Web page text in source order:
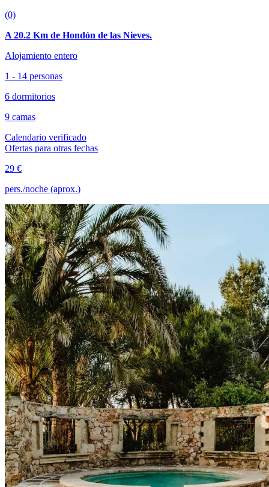
(0)
A 20.2 Km de Hondón de las Nieves.
Alojamiento entero
1 - 14 personas
6 dormitorios
9 camas
Calendario verificado
Ofertas para otras fechas
29 €
pers./noche (aprox.)